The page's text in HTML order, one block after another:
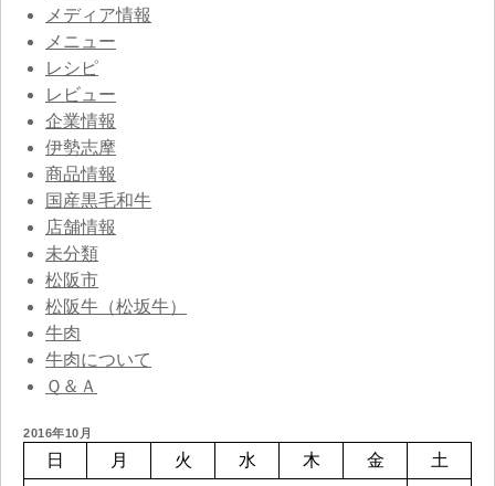
メディア情報
メニュー
レシピ
レビュー
企業情報
伊勢志摩
商品情報
国産黒毛和牛
店舗情報
未分類
松阪市
松阪牛（松坂牛）
牛肉
牛肉について
Ｑ＆Ａ
2016年10月
日 月 火 水 木 金
土